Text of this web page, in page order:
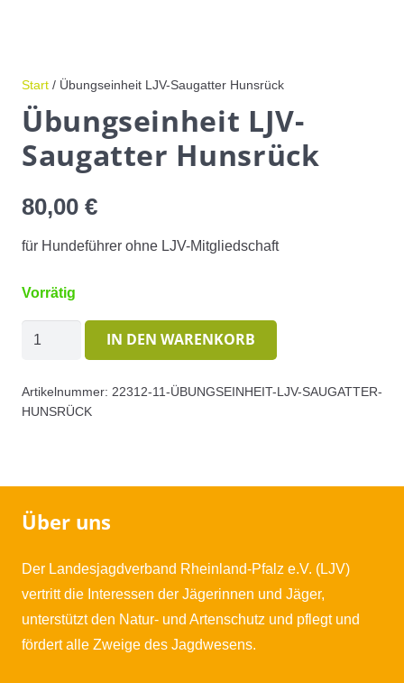
Start / Übungseinheit LJV-Saugatter Hunsrück
Übungseinheit LJV-
Saugatter Hunsrück
80,00 €
für Hundeführer ohne LJV-Mitgliedschaft
Vorrätig
Übungseinheit
Hunsrück
IN DEN WARENKORB
Artikelnummer: 22312-11-ÜBUNGSEINHEIT-LJV-SAUGATTER-
HUNSRÜCK
Über uns
Der Landesjagdverband Rheinland-Pfalz e.V. (LJV)
vertritt die Interessen der Jägerinnen und Jäger,
unterstützt den Natur- und Artenschutz und pflegt und
fördert alle Zweige des Jagdwesens.